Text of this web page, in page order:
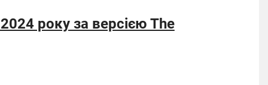
року за версією The